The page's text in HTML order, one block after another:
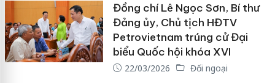
Đồng chí Lê Ngọc Sơn, Bí thư
Đảng ủy, Chủ tịch HĐTV
Petrovietnam trúng cử Đại
biểu Quốc hội khóa XVI
22/03/2026 Đối ngoại